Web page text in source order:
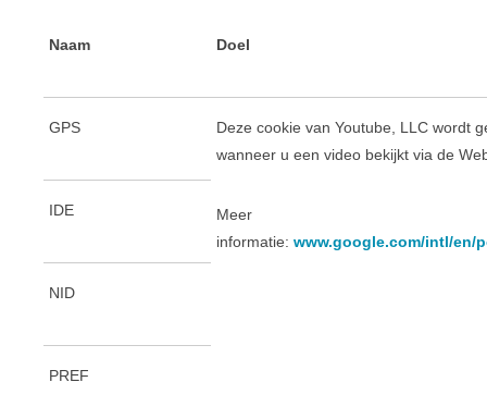
Naam Doel
GPS
Deze cookie van Youtube, LLC wordt
wanneer u een video bekijkt via de
Meer
informatie: www.google.com/intl/en/
IDE
NID
PREF